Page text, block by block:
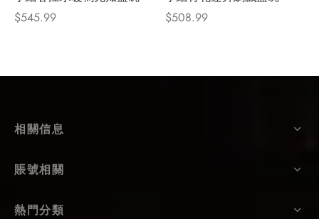
$545.99
$508.99
相關信息
賬號相關
熱門分類